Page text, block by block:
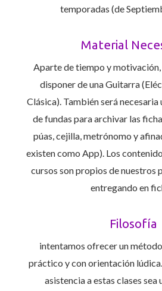
temporadas (de
Material
Aparte de tiempo y
disponer de una Guitarra
Clásica). También será
de fundas para archivar las
púas, cejilla, metrónomo y
existen como App). Los
cursos son propios de nuestros
entregando en
Filosofía
intentamos ofrecer un
práctico y con orientación
asistencia a estas clases sea